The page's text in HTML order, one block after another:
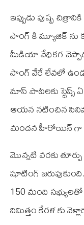
ఇప్పుడు పుష్ప
సాంగ్ కి మ్యూజిక్
మీడియా వేధికగ
సాంగ్ వేరే లేవలో
మాస్ పాటలకు స్టెప్స్
ఆయన నటించిన
మందన హీరోయిన్ గా
మొన్నటి వరకు
షూటింగ్
150 మంది
నిమిత్తం కేరళ కు